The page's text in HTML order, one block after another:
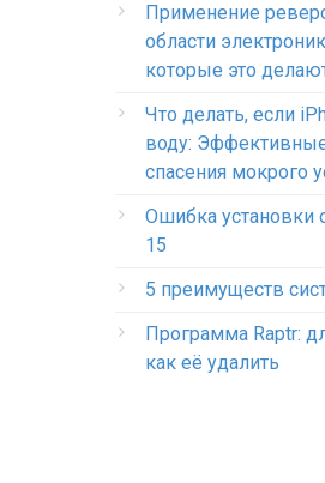
Применение
области
которые это
Что делать, если
воду:
спасения мокрого
Ошибка установки
15
5 преимуществ
Программа Raptr:
как её удалить